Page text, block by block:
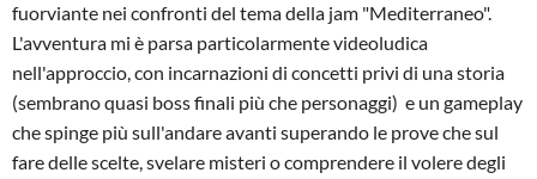
fuorviante nei confronti del tema della jam "Mediterraneo".
L'avventura mi è parsa particolarmente videoludica
nell'approccio, con incarnazioni di concetti privi di una storia
(sembrano quasi boss finali più che personaggi) e un gameplay
che spinge più sull'andare avanti superando le prove che sul
fare delle scelte, svelare misteri o comprendere il volere degli